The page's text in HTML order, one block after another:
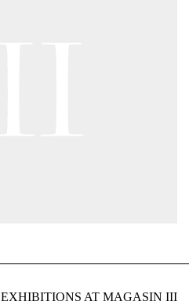
EXHIBITIONS AT MAGASIN III